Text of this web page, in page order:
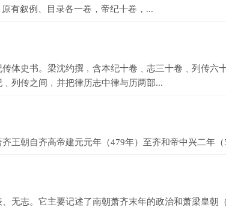
有叙例、目录各一卷，帝纪十卷，...
史书。梁沈约撰﹐含本纪十卷﹑志三十卷﹑列传六
列传之间﹐并把律历志中律与历两部...
朝自齐高帝建元元年（479年）至齐和帝中兴二年（
志。它主要记述了南朝萧齐末年的政治和萧梁皇朝